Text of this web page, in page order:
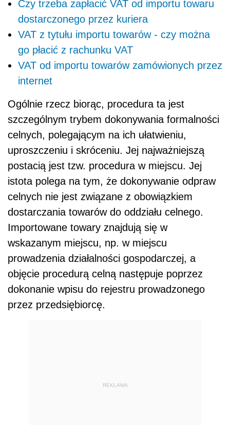
Czy trzeba zapłacić VAT od importu towaru
dostarczonego przez kuriera
VAT z tytułu importu towarów - czy można
go płacić z rachunku VAT
VAT od importu towarów zamówionych przez
internet
Ogólnie rzecz biorąc, procedura ta jest
szczególnym trybem dokonywania formalności
celnych, polegającym na ich ułatwieniu,
uproszczeniu i skróceniu. Jej najważniejszą
postacią jest tzw. procedura w miejscu. Jej
istota polega na tym, że dokonywanie odpraw
celnych nie jest związane z obowiązkiem
dostarczania towarów do oddziału celnego.
Importowane towary znajdują się w
wskazanym miejscu, np. w miejscu
prowadzenia działalności gospodarczej, a
objęcie procedurą celną następuje poprzez
dokonanie wpisu do rejestru prowadzonego
przez przedsiębiorcę.
REKLAMA